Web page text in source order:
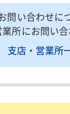
ら離れた場所で
があいているダ
印刷用ペ
問い合わせに
所にお問い合
支店・営業所